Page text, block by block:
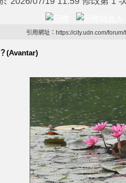
引用網址：https://city.udn.com/
(Avantar)